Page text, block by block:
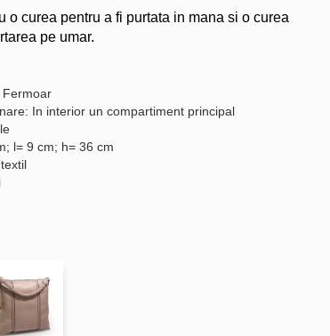
o curea pentru a fi purtata in mana si o curea
pe umar.
In interior un compartiment principal
l= 9 cm; h= 36 cm